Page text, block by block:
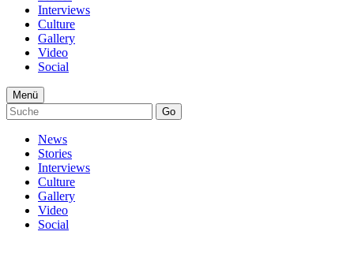
Interviews
Culture
Gallery
Video
Social
Menü
Go
News
Stories
Interviews
Culture
Gallery
Video
Social